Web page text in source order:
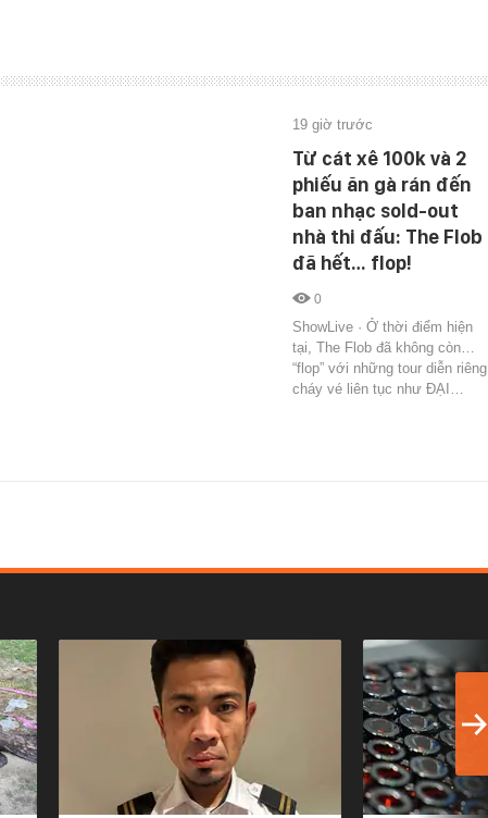
19 giờ trước
Từ cát xê 100k và 2
phiếu ăn gà rán đến
ban nhạc sold-out
nhà thi đấu: The Flob
đã hết… flop!
0
ShowLive · Ở thời điểm hiện
tại, The Flob đã không còn…
“flop” với những tour diễn riêng
cháy vé liên tục như ĐẠI…